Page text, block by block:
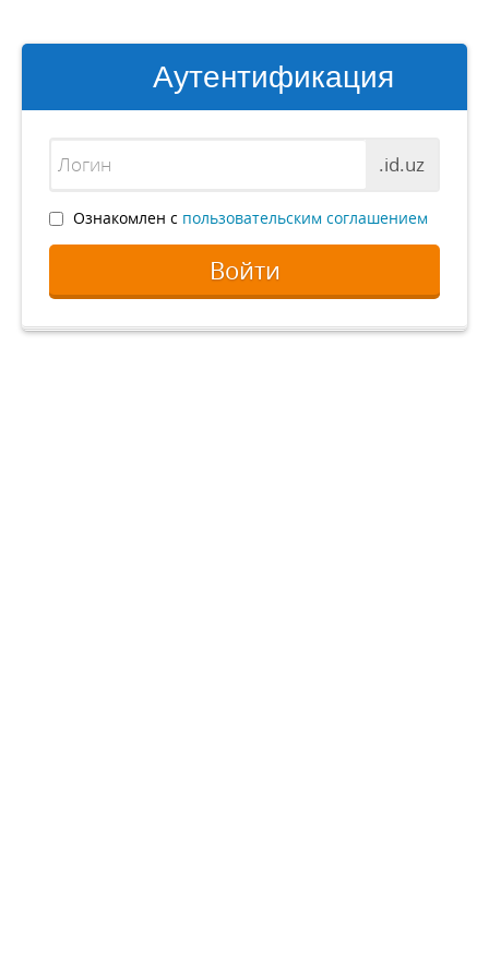
Аутентификация
.id.uz
Ознакомлен с пользовательским соглашением
Войти